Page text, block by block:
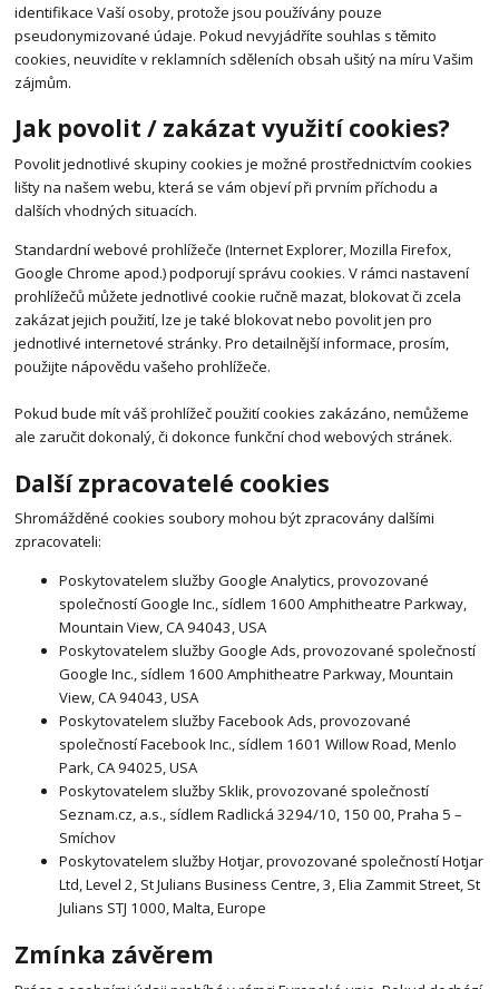
identifikace Vaší osoby, protože jsou používány pouze
pseudonymizované údaje. Pokud nevyjádříte souhlas s těmito
cookies, neuvidíte v reklamních sděleních obsah ušitý na míru Vašim
zájmům.
Jak povolit / zakázat využití cookies?
Povolit jednotlivé skupiny cookies je možné prostřednictvím cookies
lišty na našem webu, která se vám objeví při prvním příchodu a
dalších vhodných situacích.
Standardní webové prohlížeče (Internet Explorer, Mozilla Firefox,
Google Chrome apod.) podporují správu cookies. V rámci nastavení
prohlížečů můžete jednotlivé cookie ručně mazat, blokovat či zcela
zakázat jejich použití, lze je také blokovat nebo povolit jen pro
jednotlivé internetové stránky. Pro detailnější informace, prosím,
použijte nápovědu vašeho prohlížeče.
Pokud bude mít váš prohlížeč použití cookies zakázáno, nemůžeme
ale zaručit dokonalý, či dokonce funkční chod webových stránek.
Další zpracovatelé cookies
Shromážděné cookies soubory mohou být zpracovány dalšími
zpracovateli:
Poskytovatelem služby Google Analytics, provozované
společností Google Inc., sídlem 1600 Amphitheatre Parkway,
Mountain View, CA 94043, USA
Poskytovatelem služby Google Ads, provozované společností
Google Inc., sídlem 1600 Amphitheatre Parkway, Mountain
View, CA 94043, USA
Poskytovatelem služby Facebook Ads, provozované
společností Facebook Inc., sídlem 1601 Willow Road, Menlo
Park, CA 94025, USA
Poskytovatelem služby Sklik, provozované společností
Seznam.cz, a.s., sídlem Radlická 3294/10, 150 00, Praha 5 –
Smíchov
Poskytovatelem služby Hotjar, provozované společností Hotjar
Ltd, Level 2, St Julians Business Centre, 3, Elia Zammit Street, St
Julians STJ 1000, Malta, Europe
Zmínka závěrem